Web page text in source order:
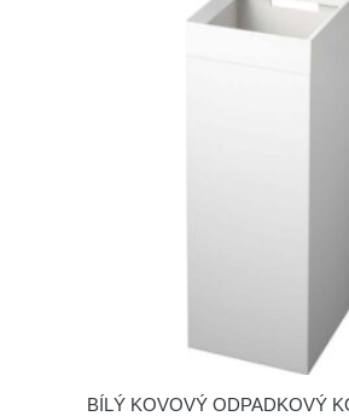
BÍLÝ KOVOVÝ ODPADKOVÝ